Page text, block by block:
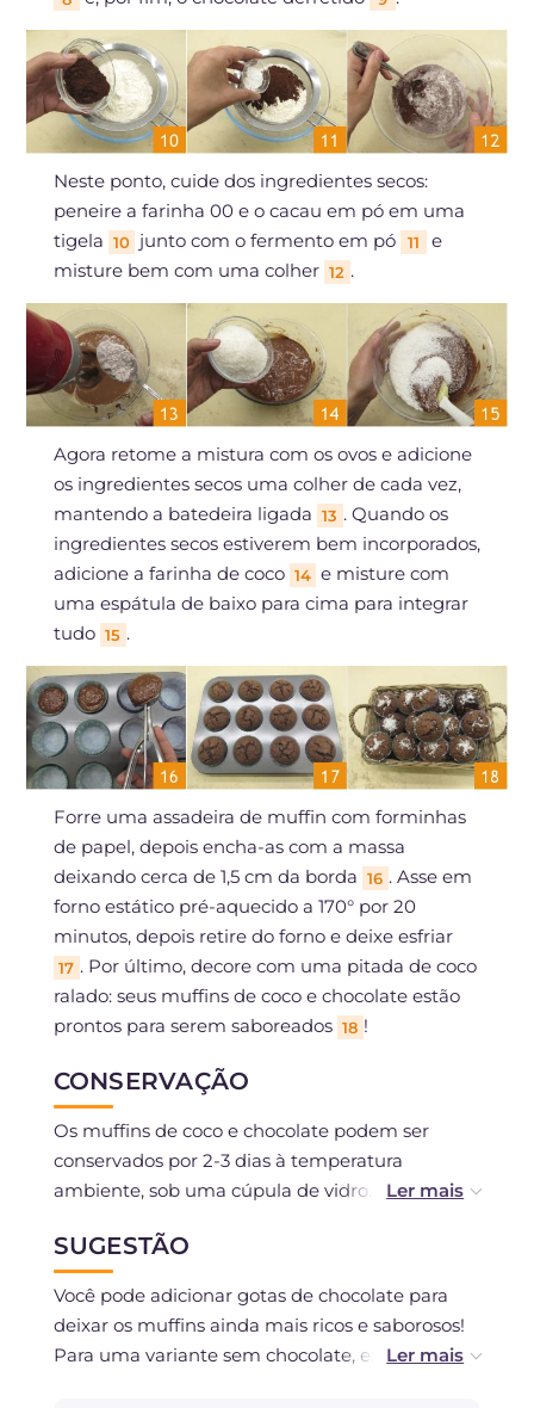
Neste ponto, cuide dos ingredientes secos:
peneire a farinha 00 e o cacau em pó em uma
tigela 10 junto com o fermento em pó 11
e
misture bem com uma colher 12 .
Agora retome a mistura com os ovos e adicione
os ingredientes secos uma colher de cada vez,
mantendo a batedeira ligada 13 . Quando os
ingredientes secos estiverem bem incorporados,
adicione a farinha de coco 14 e misture com
uma espátula de baixo para cima para integrar
tudo 15 .
Forre uma assadeira de muffin com forminhas
de papel, depois encha-as com a massa
deixando cerca de 1,5 cm da borda 16 . Asse em
forno estático pré-aquecido a 170° por 20
minutos, depois retire do forno e deixe esfriar
17 . Por último, decore com uma pitada de coco
ralado: seus muffins de coco e chocolate estão
prontos para serem saboreados 18 !
CONSERVAÇÃO
Os muffins de coco e chocolate podem ser
conservados por 2-3 dias à temperatura
ambiente, sob uma cúpula de vidro. Você pode
completamente.
SUGESTÃO
Você pode adicionar gotas de chocolate para
deixar os muffins ainda mais ricos e saborosos!
Para uma variante sem chocolate, experimente